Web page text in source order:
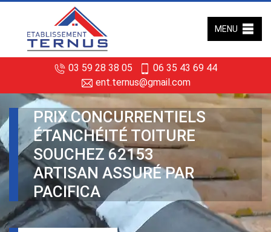
03 59 28 38 05
06 35 43 69 44
ent.ternus@gmail.com
MENU
PRIX CONCURRENTIELS
ÉTANCHÉITÉ TOITURE
SOUCHEZ 62153
ARTISAN ASSURÉ PAR
PACIFICA